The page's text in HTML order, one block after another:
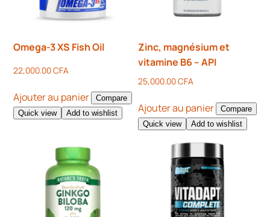
Omega-3 XS Fish Oil
22,000.00CFA
Ajouter au panier
Compare
Quick view
Add to wishlist
Zinc, magnésium et
vitamine B6 – API
25,000.00CFA
Ajouter au panier
Compare
Quick view
Add to wishlist